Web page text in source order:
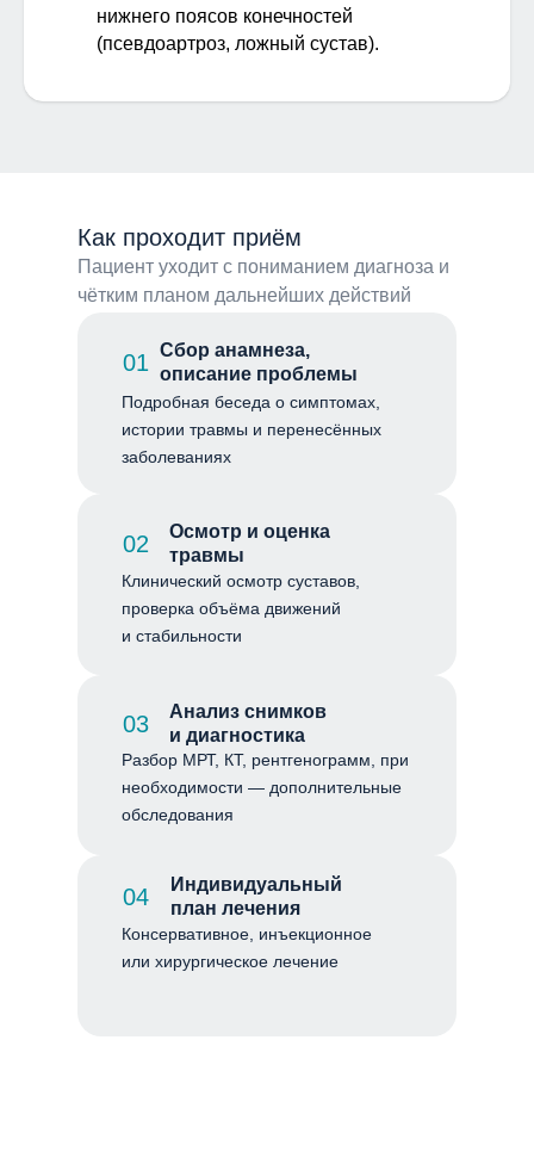
нижнего поясов конечностей
(псевдоартроз, ложный сустав).
Как проходит приём
Пациент уходит с пониманием диагноза и
чётким планом дальнейших действий
01 Сбор анамнеза,
описание проблемы
Подробная беседа о симптомах,
истории травмы и перенесённых
заболеваниях
02
Осмотр и оценка
травмы
Клинический осмотр суставов,
проверка объёма движений
и стабильности
03
Анализ снимков
и диагностика
Разбор МРТ, КТ, рентгенограмм, при
необходимости — дополнительные
обследования
04
Индивидуальный
план лечения
Консервативное, инъекционное
или хирургическое лечение